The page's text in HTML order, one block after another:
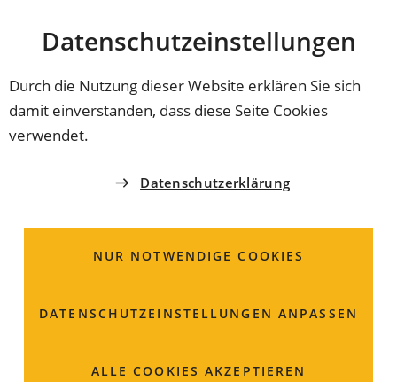
Datenschutz­einstellungen
Durch die Nutzung dieser Website erklären Sie sich
damit einverstanden, dass diese Seite Cookies
verwendet.
Datenschutzerklärung
NUR NOTWENDIGE COOKIES
DATENSCHUTZ­EINSTELLUNGEN ANPASSEN
ALLE COOKIES AKZEPTIEREN
INHALT ANSPRINGEN
Coburg
BAUVERWALTUNGS- UND UMWELTAMT
Beitragsrecht, Vertragsrecht,
96450 Coburg